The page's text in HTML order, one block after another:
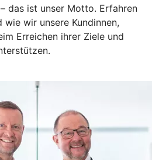
das ist unser Motto. Erfahren
wir unsere Kundinnen,
Erreichen ihrer Ziele und